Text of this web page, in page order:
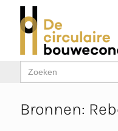
Zoek
naar:
Bronnen: